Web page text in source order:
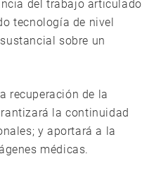
del trabajo articulado
tecnología de nivel
sobre un
recuperación de la
la continuidad
y aportará a la
médicas.